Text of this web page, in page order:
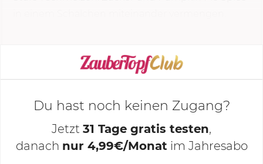
KOCHMODUS STARTEN
Deine Notizen
Du hast noch keinen Zugang?
Jetzt 31 Tage gratis testen,
danach nur 4,99€/Monat im Jahresabo